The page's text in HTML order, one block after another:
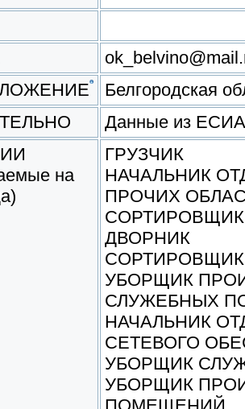
Белгородская
Данные из
на
ГРУЗЧИК
НАЧАЛЬНИК
ПРОЧИХ
СОРТИРОВЩИК
ДВОРНИК
СОРТИРОВЩИК
УБОРЩИК
СЛУЖЕБНЫХ
НАЧАЛЬНИК
СЕТЕВОГО
УБОРЩИК
УБОРЩИК